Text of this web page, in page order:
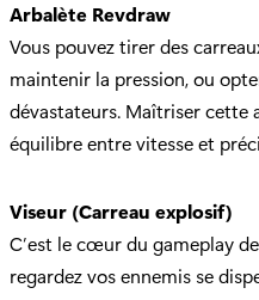
Arbalète Revdraw
Vous pouvez tirer des
maintenir la pression, ou
dévastateurs. Maîtriser cette
équilibre entre vitesse et
Viseur (Carreau explosif)
C’est le cœur du gameplay
regardez vos ennemis se